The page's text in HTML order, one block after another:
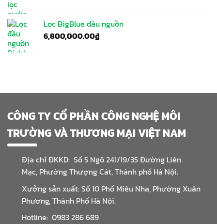
Lọc BigBlue đầu nguồn
6,800,000.00₫
CÔNG TY CỔ PHẦN CÔNG NGHỆ MÔI
TRƯỜNG VÀ THƯƠNG MẠI VIỆT NAM
Địa chỉ ĐKKD: Số 5 Ngõ 241/19/35 Đường Liên
Mạc, Phường Thượng Cát, Thành phố Hà Nội.
Xưởng sản xuất: Số 10 Phố Miêu Nha, Phường Xuân
Phương, Thành Phố Hà Nội.
Hotline: 0983 286 689